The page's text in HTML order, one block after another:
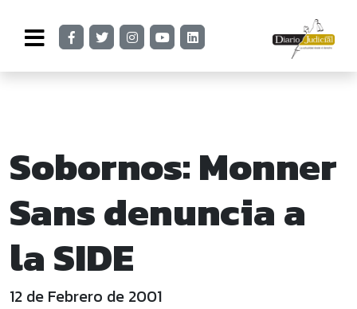
Sobornos: Monner
Sans denuncia a
la SIDE
12 de Febrero de 2001